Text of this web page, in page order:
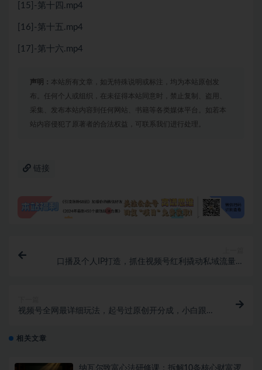
[15]-第十四.mp4
[16]-第十五.mp4
[17]-第十六.mp4
声明： 本站所有文章，如无特殊说明或标注，均为本站原创发
布。任何个人或组织，在未征得本站同意时，禁止复制、盗用、
采集、发布本站内容到任何网站、书籍等各类媒体平台。如若本
站内容侵犯了原著者的合法权益，可联系我们进行处理。
链接
口播及个人IP打造，抓住视频号红利撬动私域流量增
视频号全网最详细玩法，起号过原创开分成，小白跟着
相关文章
纳瓦尔致富心法研修课：拆解10条核心财富逻